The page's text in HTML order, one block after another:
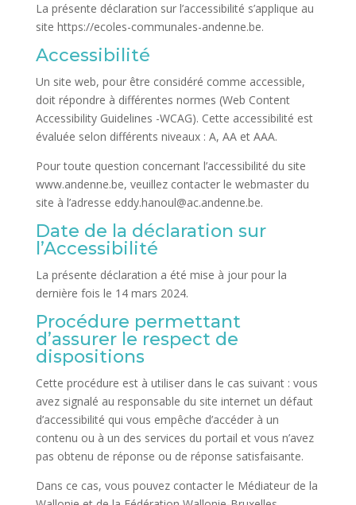
La présente déclaration sur l’accessibilité s’applique au
site https://ecoles-communales-andenne.be.
Accessibilité
Un site web, pour être considéré comme accessible,
doit répondre à différentes normes (Web Content
Accessibility Guidelines -WCAG). Cette accessibilité est
évaluée selon différents niveaux : A, AA et AAA.
Pour toute question concernant l’accessibilité du site
www.andenne.be, veuillez contacter le webmaster du
site à l’adresse eddy.hanoul@ac.andenne.be.
Date de la déclaration sur
l’Accessibilité
La présente déclaration a été mise à jour pour la
dernière fois le 14 mars 2024.
Procédure permettant
d’assurer le respect de
dispositions
Cette procédure est à utiliser dans le cas suivant : vous
avez signalé au responsable du site internet un défaut
d’accessibilité qui vous empêche d’accéder à un
contenu ou à un des services du portail et vous n’avez
pas obtenu de réponse ou de réponse satisfaisante.
Dans ce cas, vous pouvez contacter le Médiateur de la